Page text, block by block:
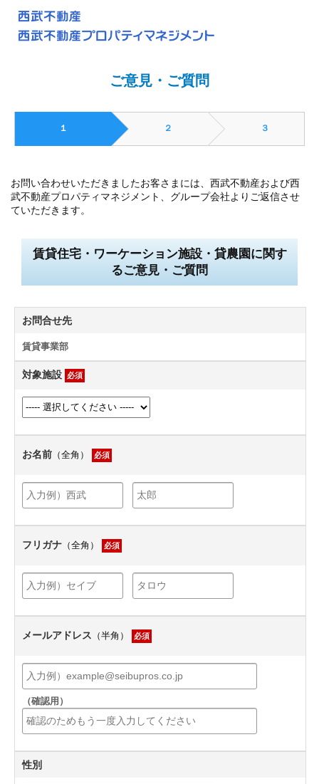
ご意見・ご質問
１ ２ ３
お問い合わせいただきましたお客さまには、西武不動産および西
武不動産プロパティマネジメント、グループ会社よりご返信させ
ていただきます。
賃貸住宅・ワーケーション施設・貸農園に関す
るご意見・ご質問
お問合せ先
賃貸事業部
対象施設 必須
お名前 （全角） 必須
フリガナ （全角） 必須
メールアドレス （半角） 必須
（確認用）
性別